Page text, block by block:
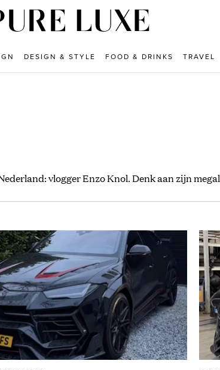
DESIGN & STYLE FOOD & DRINKS TRAVEL
vlogger Enzo Knol. Denk aan zijn